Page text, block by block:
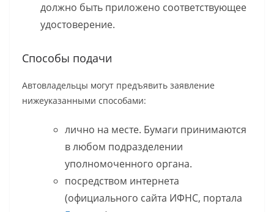
должно быть приложено соответствующее
удостоверение.
Способы подачи
Автовладельцы могут предъявить заявление
нижеуказанными способами:
лично на месте. Бумаги принимаются
в любом подразделении
уполномоченного органа.
посредством интернета
(официального сайта ИФНС, портала